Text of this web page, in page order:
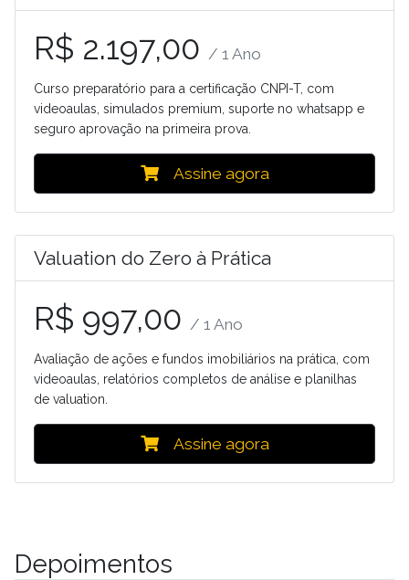
R$ 2.197,00 / 1 Ano
Curso preparatório para a certificação CNPI-T, com
videoaulas, simulados premium, suporte no whatsapp e
seguro aprovação na primeira prova.
Assine agora
Valuation do Zero à Prática
R$ 997,00 / 1 Ano
Avaliação de ações e fundos imobiliários na prática, com
videoaulas, relatórios completos de análise e planilhas
de valuation.
Assine agora
Depoimentos